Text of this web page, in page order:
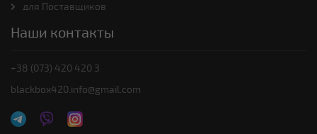
для Поставщиков
Наши контакты
+38 (073) 420 420 3
blackbox420.info@gmail.com